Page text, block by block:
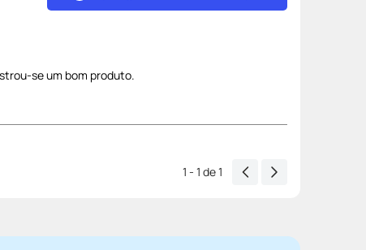
se um bom produto.
1 - 1 de1